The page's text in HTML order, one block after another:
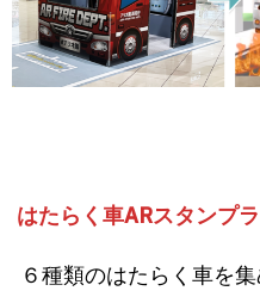
はたらく車ARスタンプ
６種類のはたらく車を